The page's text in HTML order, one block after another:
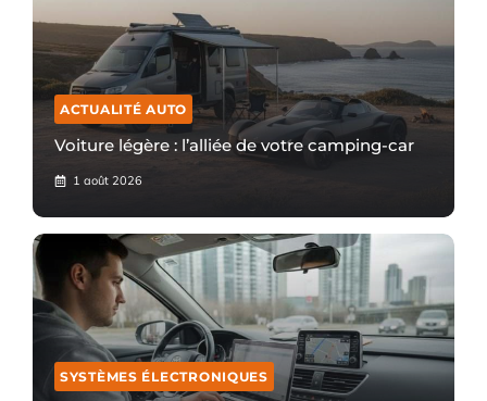
ACTUALITÉ AUTO
Voiture légère : l’alliée de votre camping-car
1 août 2026
SYSTÈMES ÉLECTRONIQUES